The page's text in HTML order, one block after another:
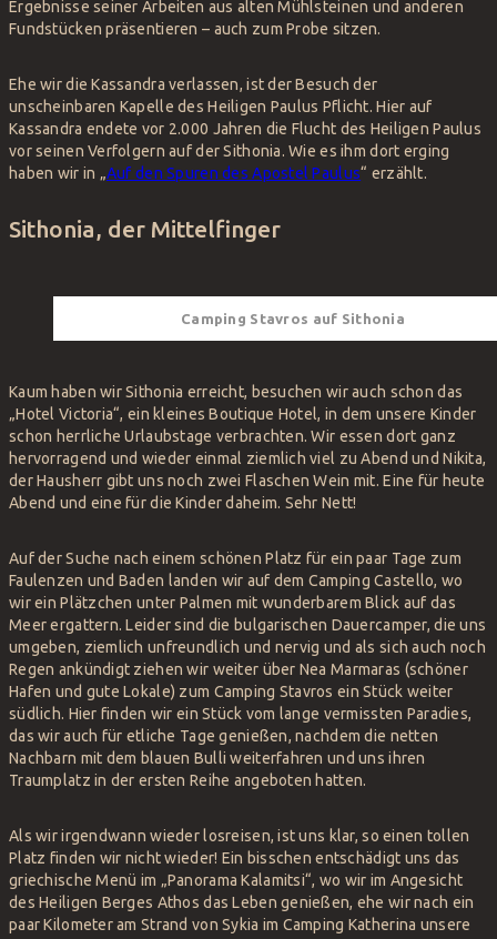
Ergebnisse seiner Arbeiten aus alten Mühlsteinen und anderen
Fundstücken präsentieren – auch zum Probe sitzen.
Ehe wir die Kassandra verlassen, ist der Besuch der
unscheinbaren Kapelle des Heiligen Paulus Pflicht. Hier auf
Kassandra endete vor 2.000 Jahren die Flucht des Heiligen Paulus
vor seinen Verfolgern auf der Sithonia. Wie es ihm dort erging
haben wir in „Auf den Spuren des Apostel Paulus“ erzählt.
Sithonia, der Mittelfinger
Camping Stavros auf Sithonia
Kaum haben wir Sithonia erreicht, besuchen wir auch schon das
„Hotel Victoria“, ein kleines Boutique Hotel, in dem unsere Kinder
schon herrliche Urlaubstage verbrachten. Wir essen dort ganz
hervorragend und wieder einmal ziemlich viel zu Abend und Nikita,
der Hausherr gibt uns noch zwei Flaschen Wein mit. Eine für heute
Abend und eine für die Kinder daheim. Sehr Nett!
Auf der Suche nach einem schönen Platz für ein paar Tage zum
Faulenzen und Baden landen wir auf dem Camping Castello, wo
wir ein Plätzchen unter Palmen mit wunderbarem Blick auf das
Meer ergattern. Leider sind die bulgarischen Dauercamper, die uns
umgeben, ziemlich unfreundlich und nervig und als sich auch noch
Regen ankündigt ziehen wir weiter über Nea Marmaras (schöner
Hafen und gute Lokale) zum Camping Stavros ein Stück weiter
südlich. Hier finden wir ein Stück vom lange vermissten Paradies,
das wir auch für etliche Tage genießen, nachdem die netten
Nachbarn mit dem blauen Bulli weiterfahren und uns ihren
Traumplatz in der ersten Reihe angeboten hatten.
Als wir irgendwann wieder losreisen, ist uns klar, so einen tollen
Platz finden wir nicht wieder! Ein bisschen entschädigt uns das
griechische Menü im „Panorama Kalamitsi“, wo wir im Angesicht
des Heiligen Berges Athos das Leben genießen, ehe wir nach ein
paar Kilometer am Strand von Sykia im Camping Katherina unsere